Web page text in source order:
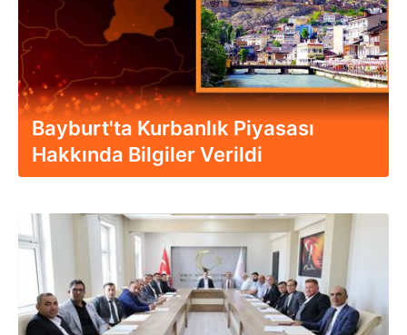
Bayburt'ta Kurbanlık Piyasası
Hakkında Bilgiler Verildi
18.04.2024